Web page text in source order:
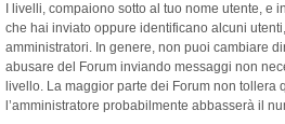
I livelli, compaiono sotto al tuo nome utente, e
che hai inviato oppure identificano alcuni
amministratori. In genere, non puoi cambiare
abusare del Forum inviando messaggi non
livello. La maggior parte dei Forum non tollera
l’amministratore probabilmente abbasserà il